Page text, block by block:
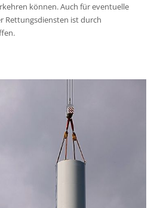
können. Auch für eventuelle
Rettungsdiensten ist durch